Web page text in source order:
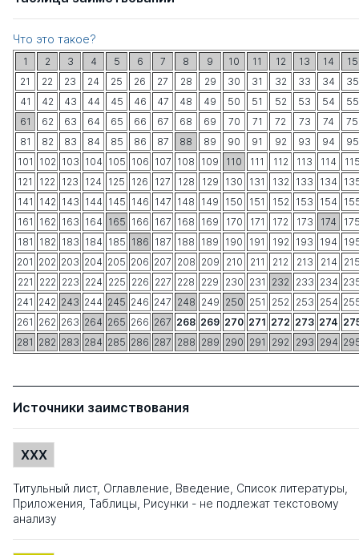
Что это такое?
1 2 3 4 5 6 7 8 9 10 11 12 13 14
15
21
22 23 24 25 26 27 28 29 30 31 32 33 34
35
41
42 43 44 45 46 47 48 49 50 51 52 53 54
55
61
62 63 64 65 66 67 68 69 70 71 72 73 74
75
81
82 83 84 85 86 87 88 89 90 91 92 93 94
95
101
102 103 104 105 106 107 108 109 110 111 112 113 114
121
122 123 124 125 126 127 128 129 130 131 132 133 134
141
142 143 144 145 146 147 148 149 150 151 152 153 154
161
162 163 164 165 166 167 168 169 170 171 172 173 174
181
182 183 184 185 186 187 188 189 190 191 192 193 194
201 202 203 204 205 206 207 208 209 210 211 212 213 214
221
222 223 224 225 226 227 228 229 230 231 232 233 234
241 242 243 244 245 246 247 248 249 250 251 252 253 254
261 262 263 264 265 266 267 268 269 270 271 272 273 274
281 282 283 284 285 286 287 288 289 290 291 292 293 294
Источники заимствования
XXX
Титульный лист, Оглавление, Введение, Список литературы,
Приложения, Таблицы, Рисунки - не подлежат текстовому
анализу